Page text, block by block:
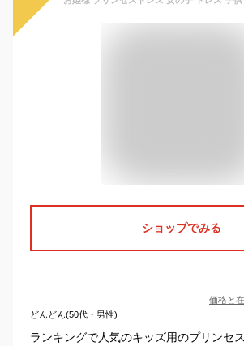
ショップでみる
価格と
どんどん(50代・男性)
ランキングで人気のキッズ用のプリンセ